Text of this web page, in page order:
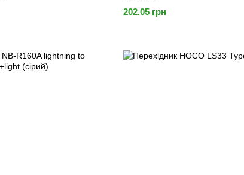
202.05 грн